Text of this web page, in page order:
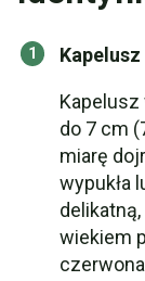
Kapelusz
Kapelusz
do 7 cm
miarę
wypukła
wiekiem